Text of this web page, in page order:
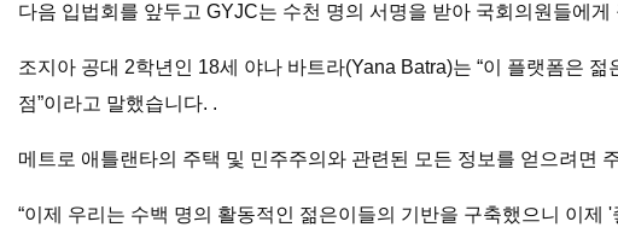
다음 입법회를 앞두고 GYJC는 수천 명의 서명을 받아 국회의원들에
조지아 공대 2학년인 18세 야나 바트라(Yana Batra)는 “이 플랫폼은
점”이라고 말했습니다. .
메트로 애틀랜타의 주택 및 민주주의와 관련된 모든 정보를 얻으려면
“이제 우리는 수백 명의 활동적인 젊은이들의 기반을 구축했으니 이